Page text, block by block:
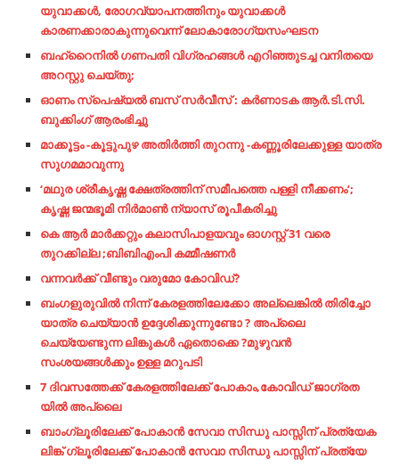
യുവാക്കള്‍, രോഗവ്യാപനത്തിനും യുവാക്കള്‍
കാരണക്കാരാകുന്നുവെന്ന് ലോകാരോഗ്യസംഘടന
ബഹ്‌റൈനില്‍ ഗണപതി വിഗ്രഹങ്ങള്‍ എറിഞ്ഞുടച്ച വനിതയെ
അറസ്റ്റു ചെയ്തു;
ഓണം സ്പെഷ്യൽ ബസ് സർവീസ് : കർണാടക ആർ.ടി.സി.
ബുക്കിംഗ് ആരംഭിച്ചു
മാക്കൂട്ടം -കൂട്ടുപുഴ അതിർത്തി തുറന്നു -കണ്ണൂരിലേക്കുള്ള യാത്ര
സുഗമമാവുന്നു
‘മഥുര ശ്രീകൃഷ്ണ ക്ഷേത്രത്തിന് സമീപത്തെ പള്ളി നീക്കണം’;
കൃഷ്ണ ജന്മഭൂമി നിർമാൺ ന്യാസ് രൂപീകരിച്ചു
കെ ആർ മാർക്കറ്റും കലാസിപാളയവും ഓഗസ്റ്റ് 31 വരെ
തുറക്കില്ല ;ബിബിഎംപി കമ്മീഷണർ
വന്നവര്‍ക്ക്​ വീണ്ടും വരുമോ കോവിഡ്​?
ബംഗളുരുവിൽ നിന്ന് കേരളത്തിലേക്കോ അല്ലെങ്കിൽ തിരിച്ചോ
യാത്ര ചെയ്യാൻ ഉദ്ദേശിക്കുന്നുണ്ടോ ? അപ്ലൈ
ചെയ്യേണ്ടുന്ന ലിങ്കുകൾ ഏതൊക്കെ ?മുഴുവൻ
സംശയങ്ങൾക്കും ഉള്ള മറുപടി
7 ദിവസത്തേക്ക് കേരളത്തിലേക്ക് പോകാം,കോവിഡ് ജാഗ്രത
യിൽ അപ്ലൈ
ബാംഗ്ലൂരിലേക്ക് പോകാൻ സേവാ സിന്ധു പാസ്സിന് പ്രത്യേക
ലിങ്ക്ഗ്ലൂരിലേക്ക് പോകാൻ സേവാ സിന്ധു പാസ്സിന് പ്രത്യേ